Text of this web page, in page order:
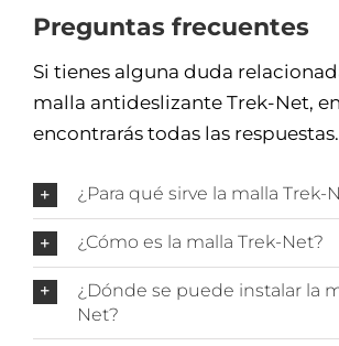
Preguntas frecuentes
Si tienes alguna duda
malla antideslizante Trek-Net,
encontrarás todas las respuestas.
¿Para qué sirve la malla Trek-
¿Cómo es la malla Trek-Net?
¿Dónde se puede instalar la
Net?